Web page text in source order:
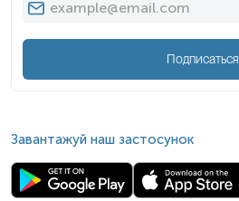
Подписаться
Завантажуй наш застосунок